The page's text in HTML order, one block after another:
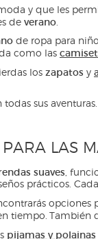
y que les
de verano
de ropa para
como las
los zapatos y
sus
PARA LAS
suaves,
prácticos.
tiempo. También
pijamas y polainas